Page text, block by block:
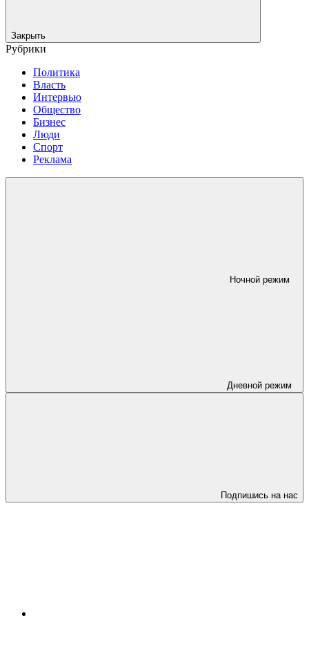
Закрыть
Рубрики
Политика
Власть
Интервью
Общество
Бизнес
Люди
Спорт
Реклама
Ночной режим
Дневной режим
Подпишись на нас